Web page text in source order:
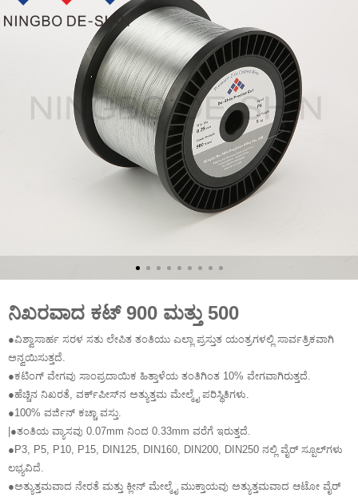
ನಿಖರವಾದ ಕಟ್ 900 ಮತ್ತು 500
●ವಿಶ್ವಾಸಾರ್ಹ ಸರಳ ಸತು ಲೇಪಿತ ತಂತಿಯು ಎಲ್ಲಾ ಪ್ರಸ್ತುತ ಯಂತ್ರಗಳಲ್ಲಿ ಸಾರ್ವತ್ರಿಕವಾಗಿ
ಅನ್ವಯಿಸುತ್ತದೆ.
●ಕಟಿಂಗ್ ವೇಗವು ಸಾಂಪ್ರದಾಯಿಕ ಹಿತ್ತಾಳೆಯ ತಂತಿಗಿಂತ 10% ವೇಗವಾಗಿರುತ್ತದೆ.
●ಹೆಚ್ಚಿನ ನಿಖರತೆ, ವರ್ಕ್‌ಪೀಸ್‌ನ ಅತ್ಯುತ್ತಮ ಮೇಲ್ಮೈ ಪರಿಸ್ಥಿತಿಗಳು.
●100% ವರ್ಜಿನ್ ಕಚ್ಚಾ ವಸ್ತು.
|●ತಂತಿಯ ವ್ಯಾಸವು 0.07mm ನಿಂದ 0.33mm ವರೆಗೆ ಇರುತ್ತದೆ.
●P3, P5, P10, P15, DIN125, DIN160, DIN200, DIN250 ನಲ್ಲಿ ವೈರ್ ಸ್ಪೂಲ್‌ಗಳು
ಲಭ್ಯವಿದೆ.
●ಅತ್ಯುತ್ತಮವಾದ ನೇರತೆ ಮತ್ತು ಕ್ಲೀನ್ ಮೇಲ್ಮೈ ಮುಕ್ತಾಯವು ಅತ್ಯುತ್ತಮವಾದ ಆಟೋ ವೈರ್